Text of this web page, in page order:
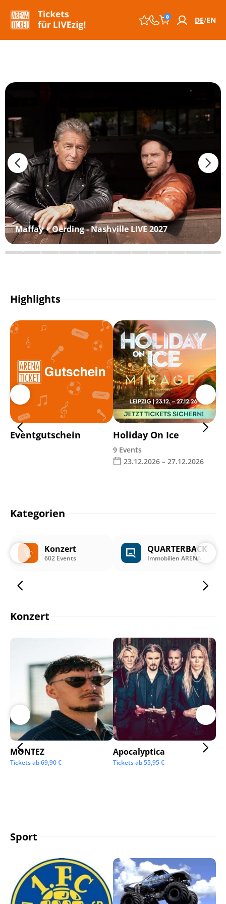
0 DE EN
Maffay + Oerding - Nashville LIVE 2027
Highlights
Eventgutschein Holiday On Ice
9 Events
23.12.2026 – 27.12.2026
Kategorien
Konzert
602 Events
QUARTERBACK
Immobilien ARENA
Konzert
MONTEZ
Tickets ab69,90€
Apocalyptica
Tickets ab55,95€
Sport